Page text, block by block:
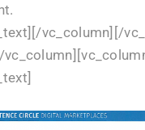
vc_column][/